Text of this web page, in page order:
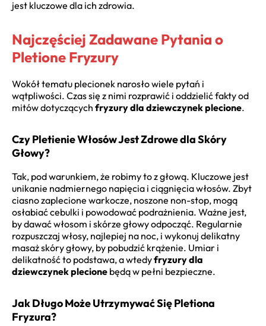
jest kluczowe dla ich zdrowia.
Najczęściej Zadawane Pytania o
Pletione Fryzury
Wokół tematu plecionek narosło wiele pytań i
wątpliwości. Czas się z nimi rozprawić i oddzielić fakty od
mitów dotyczących fryzury dla dziewczynek plecione.
Czy Pletienie Włosów Jest Zdrowe dla Skóry
Głowy?
Tak, pod warunkiem, że robimy to z głową. Kluczowe jest
unikanie nadmiernego napięcia i ciągnięcia włosów. Zbyt
ciasno zaplecione warkocze, noszone non-stop, mogą
osłabiać cebulki i powodować podrażnienia. Ważne jest,
by dawać włosom i skórze głowy odpocząć. Regularnie
rozpuszczaj włosy, najlepiej na noc, i wykonuj delikatny
masaż skóry głowy, by pobudzić krążenie. Umiar i
delikatność to podstawa, a wtedyfryzury dla
dziewczynek plecione będą w pełni bezpieczne.
Jak Długo Może Utrzymywać Się Pletiona
Fryzura?